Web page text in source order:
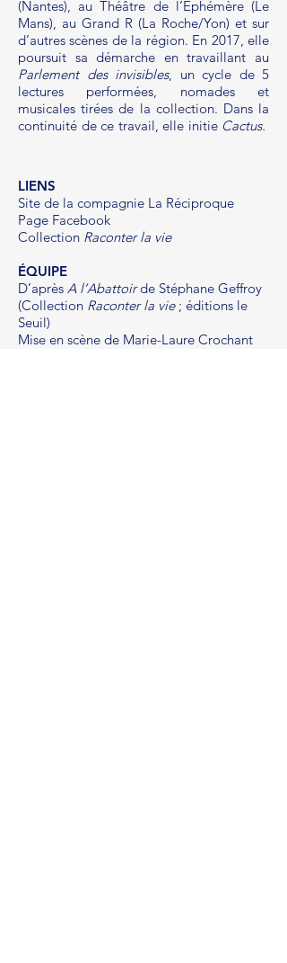
(Nantes), au Théâtre de l’Éphémère (Le
Mans), au Grand R (La Roche/Yon) et sur
d’autres scènes de la région. En 2017, elle
poursuit sa démarche en travaillant au
Parlement des invisibles, un cycle de 5
lectures performées, nomades et
musicales tirées de la collection. Dans la
continuité de ce travail, elle initie Cactus.
LIENS
Site de la compagnie La Réciproque
Page Facebook
Collection Raconter la vie
ÉQUIPE
D’après A l’Abattoirde Stéphane Geffroy
(Collection Raconter la vie; éditions le
Seuil)
Mise en scène de Marie-Laure Crochant